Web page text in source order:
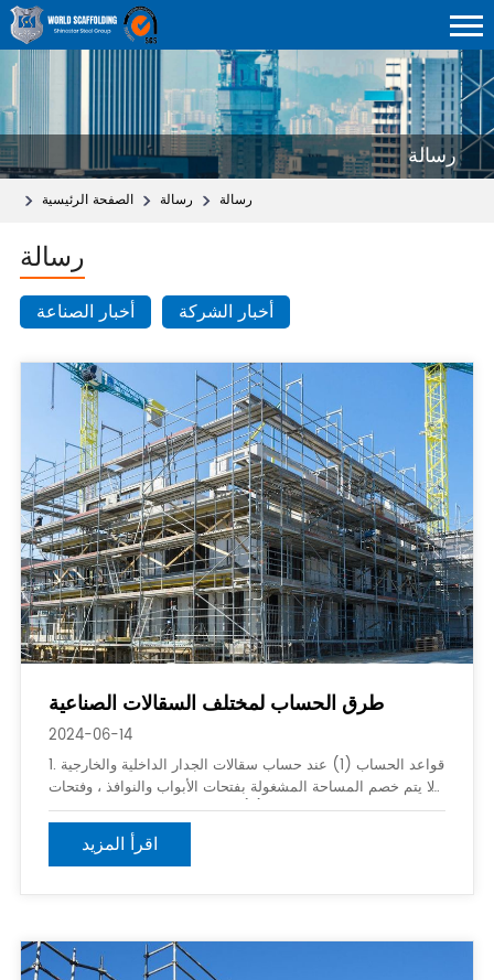
رسالة
الصفحة الرئيسية رسالة رسالة
رسالة
أخبار الصناعة أخبار الشركة
طرق الحساب لمختلف السقالات الصناعية
2024-06-14
1. قواعد الحساب (1) عند حساب سقالات الجدار الداخلية والخارجية
، لا يتم خصم المساحة المشغولة بفتحات الأبواب والنوافذ ، وفتحات
الدوائر الفارغة ، وما إلى ذلك. (2) عندما يكون ارتفاع نفس المبنى
مختلفًا ، يجب حسابه بشكل منفصل وفقًا للاختلاف
اقرأ المزيد